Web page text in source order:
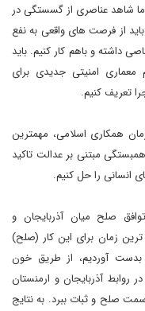
ما شاهد عناصری از گسستگی در
از فرصت های واقعی به نفع
داشته و باهم کار کنیم. باید
امنیتی جدیدی برای
تعریف کنیم.
همکاری اسلامی، مهمترین
مبتنی بر عدالت تاکید
انسانی را حل کنیم.
صلح میان آذربایجان و
زمان برای این کار (صلح)
آوردیم، از طریق خون
روابط آذربایجان و ارمنستان
صلح و ثبات ببرد. به نتایج